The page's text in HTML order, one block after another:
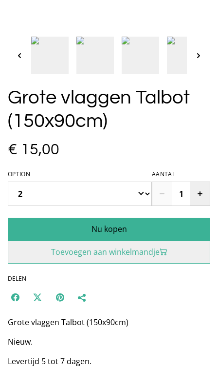
Grote vlaggen Talbot
(150x90cm)
€ 15,00
OPTION AANTAL
Nu kopen
Toevoegen aan winkelmandje
DELEN
Grote vlaggen Talbot (150x90cm)
Nieuw.
Levertijd 5 tot 7 dagen.